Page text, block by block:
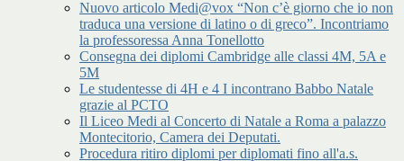
Nuovo articolo Medi@vox “Non c’è giorno che io non
traduca una versione di latino o di greco”. Incontriamo
la professoressa Anna Tonellotto
Consegna dei diplomi Cambridge alle classi 4M, 5A e
5M
Le studentesse di 4H e 4 I incontrano Babbo Natale
grazie al PCTO
Il Liceo Medi al Concerto di Natale a Roma a palazzo
Montecitorio, Camera dei Deputati.
Procedura ritiro diplomi per diplomati fino all'a.s.